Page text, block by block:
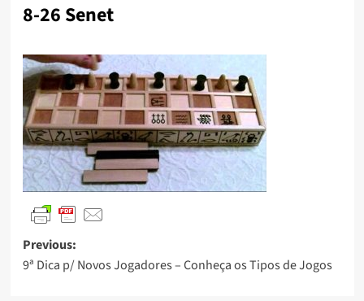
8-26 Senet
Previous:
9ª Dica p/ Novos Jogadores – Conheça os Tipos de Jogos